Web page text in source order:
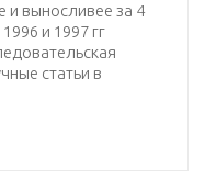
и выносливее за 4
и 1997 гг
статьи в